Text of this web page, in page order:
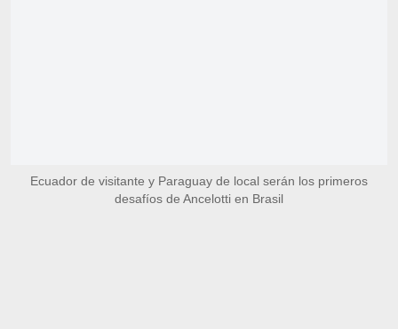
Ecuador de visitante y Paraguay de local serán los primeros
desafíos de Ancelotti en Brasil